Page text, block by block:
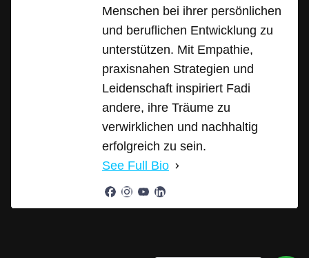
Menschen bei ihrer persönlichen
und beruflichen Entwicklung zu
unterstützen. Mit Empathie,
praxisnahen Strategien und
Leidenschaft inspiriert Fadi
andere, ihre Träume zu
verwirklichen und nachhaltig
erfolgreich zu sein.
See Full Bio